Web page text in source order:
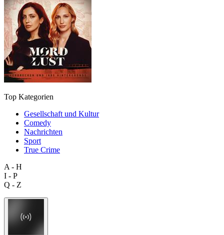
Top Kategorien
Gesellschaft und Kultur
Comedy
Nachrichten
Sport
True Crime
A - H
I - P
Q - Z